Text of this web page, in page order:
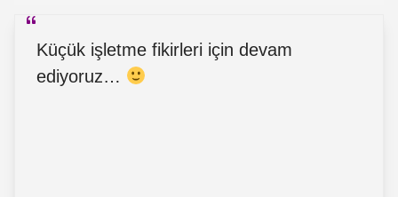
Küçük işletme fikirleri için devam
ediyoruz…